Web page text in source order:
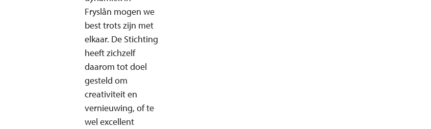
Fryslân mogen we
best trots zijn met
elkaar. De Stichting
heeft zichzelf
daarom tot doel
gesteld om
creativiteit en
vernieuwing, of te
wel excellent